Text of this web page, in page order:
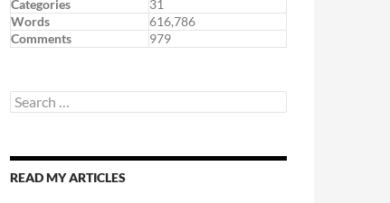
Categories
31
Words
616,786
Comments
979
Search
for:
READ MY ARTICLES